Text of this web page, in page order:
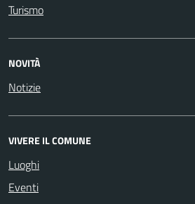
Turismo
NOVITÀ
Notizie
VIVERE IL COMUNE
Luoghi
Eventi